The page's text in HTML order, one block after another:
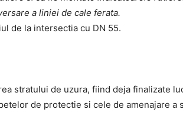
a liniei de cale ferata.
de la intersectia cu DN 55.
stratului de uzura, fiind deja finalizate
de protectie si cele de amenajare a